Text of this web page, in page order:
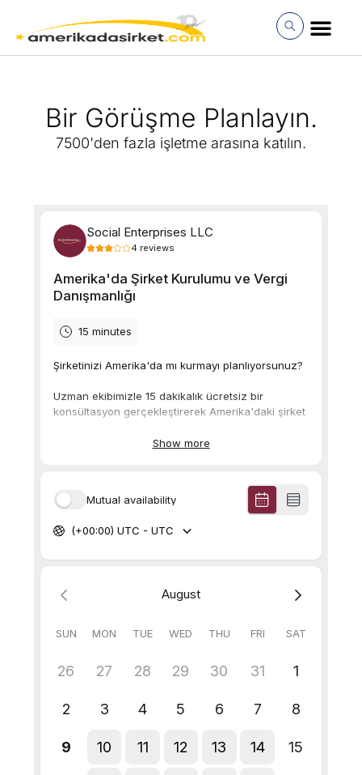
atla
Bir Görüşme Planlayın.
7500'den fazla işletme arasına katılın.